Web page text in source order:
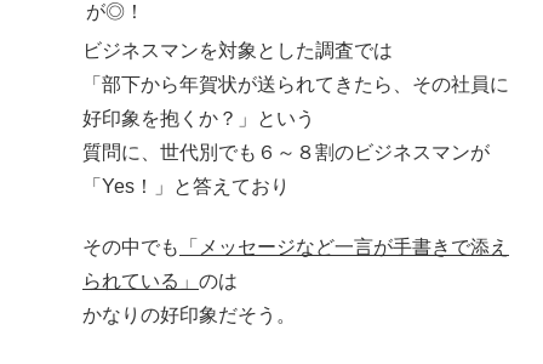
が◎！
ビジネスマンを対象とした調査では
「部下から年賀状が送られてきたら、その社員に
好印象を抱くか？」という
質問に、世代別でも６～８割のビジネスマンが
「Yes！」と答えており
その中でも
「メッセージなど一言が手書きで添え
られている」 のは
かなりの好印象だそう。